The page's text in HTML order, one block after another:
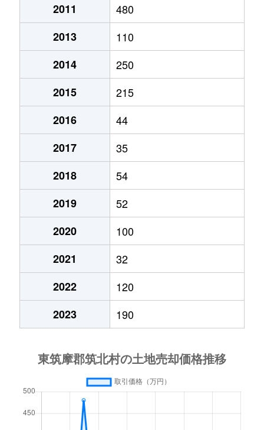
2011
480
2013
110
2014
250
2015
215
2016
44
2017
35
2018
54
2019
52
2020
100
2021
32
2022
120
2023
190